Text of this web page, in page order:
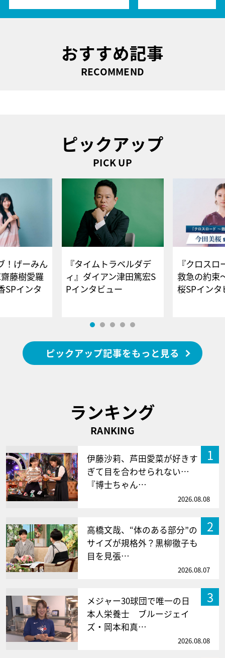
おすすめ記事
RECOMMEND
ピックアップ
PICK UP
！げーみん
藤樹愛羅
SPインタ
『タイムトラベルダデ
ィ』ダイアン津田篤宏S
Pインタビュー
『クロス
救急の約束
桜SPイ
ピックアップ記事をもっと見る
ランキング
RANKING
1
伊藤沙莉、芦田愛菜が好きす
ぎて目を合わせられない…
『博士ちゃん…
2026.08.08
2
高橋文哉、“体のある部分”の
サイズが規格外？黒柳徹子も
目を見張…
2026.08.07
3
メジャー30球団で唯一の日
本人栄養士 ブルージェイ
ズ・岡本和真…
2026.08.08